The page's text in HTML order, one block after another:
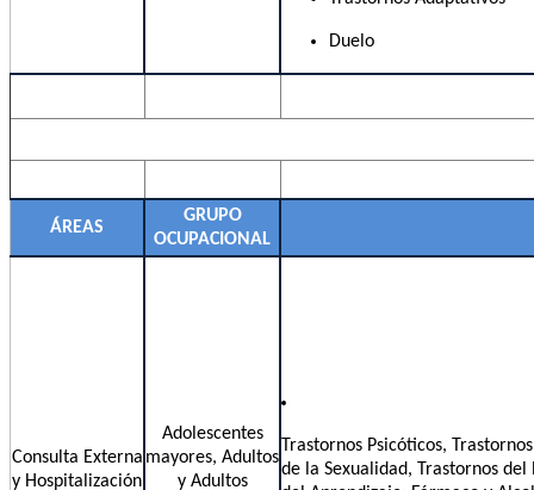
Duelo
ÁREAS
GRUPO
OCUPACIONAL
Consulta Externa
y Hospitalización
Adolescentes
mayores, Adultos
y Adultos
Trastornos Psicóticos,
de la Sexualidad, Trastornos